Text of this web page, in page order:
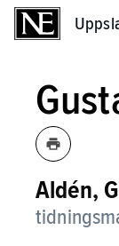
Aldén,